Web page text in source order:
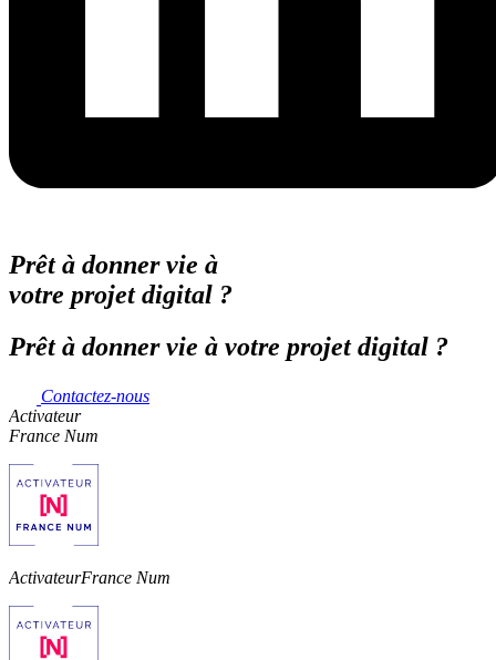
Prêt à donner vie à
votre projet digital ?
Prêt à donner vie à votre projet digital ?
Contactez-nous
Activateur
France Num
ActivateurFrance Num